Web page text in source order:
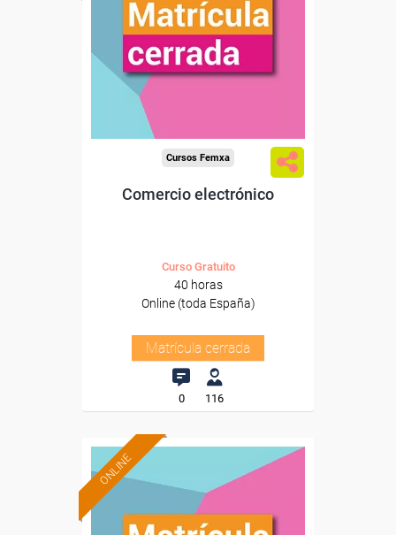
Cursos Femxa
Comercio electrónico
Curso Gratuito
40 horas
Online (toda España)
Matrícula cerrada
0 116
ONLINE